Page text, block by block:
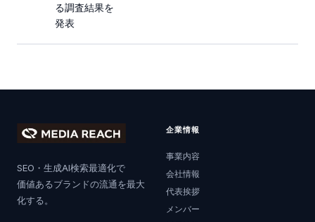
る調査結果を
発表
SEO・生成AI検索最適化で
価値あるブランドの流通を最大
化する。
企業情報
事業内容
会社情報
代表挨拶
メンバー